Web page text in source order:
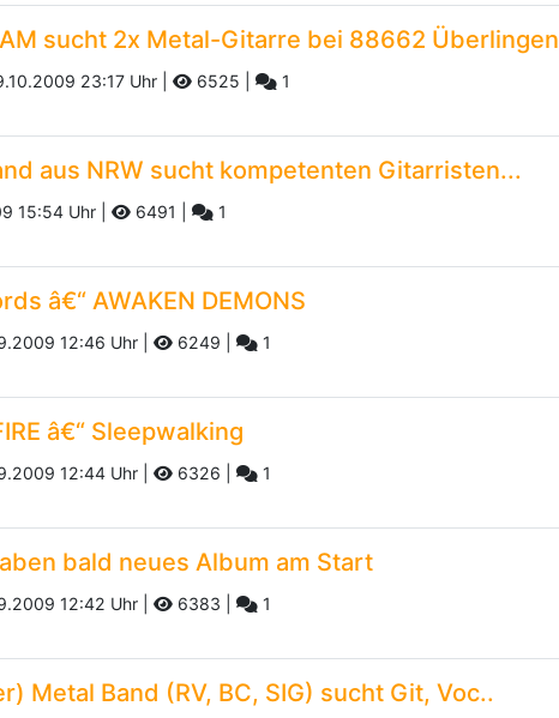
sucht 2x Metal-Gitarre bei 88662 Überlingen
23:17 Uhr | 6525 1
aus NRW sucht kompetenten Gitarristen...
15:54 Uhr | 6491 1
â€“ AWAKEN DEMONS
12:46 Uhr | 6249 1
â€“ Sleepwalking
12:44 Uhr | 6326 1
bald neues Album am Start
12:42 Uhr | 6383 1
Metal Band (RV, BC, SIG) sucht Git, Voc..